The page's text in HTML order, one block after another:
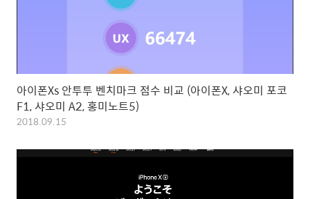
아이폰Xs 안투투 벤치마크 점수 비교 (아이폰X, 샤오미 포코
F1, 샤오미 A2, 홍미노트5)
2018.09.15